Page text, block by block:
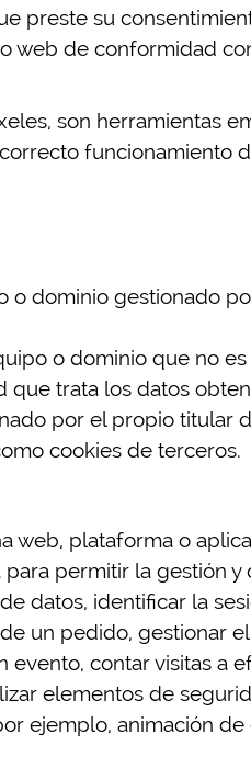
preste su
web de conformidad
son herramientas
funcionamiento
dominio gestionado
o dominio que no
trata los datos
por el propio titular
cookies de terceros.
web, plataforma o
permitir la gestión y
datos, identificar la
un pedido, gestionar
contar visitas a
elementos de
ejemplo, animación